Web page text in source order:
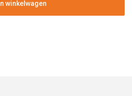
In winkelwagen